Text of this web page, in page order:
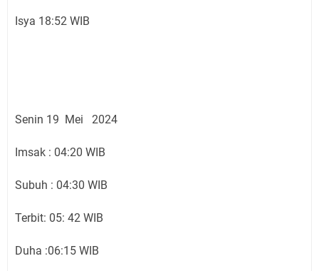
Isya 18:52 WIB
Senin 19 Mei 2024
Imsak : 04:20 WIB
Subuh : 04:30 WIB
Terbit: 05: 42 WIB
Duha :06:15 WIB